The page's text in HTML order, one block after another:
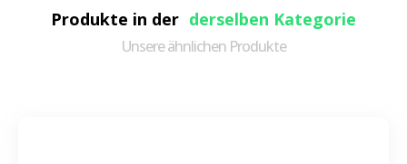
Produkte in der derselben Kategorie
Unsere ähnlichen Produkte